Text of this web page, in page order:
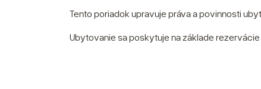
Tento poriadok upravuje práva a povinnosti
Ubytovanie sa poskytuje na základe